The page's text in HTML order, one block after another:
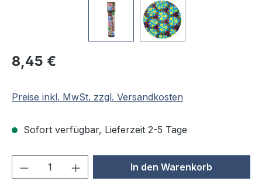
Regulärer Preis:
8,45 €
Preise inkl. MwSt. zzgl. Versandkosten
Sofort verfügbar, Lieferzeit 2-5 Tage
Produkt Anzahl: Gib denIn den Warenkorb